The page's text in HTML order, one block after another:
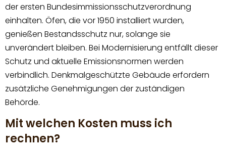
der ersten Bundesimmissionsschutzverordnung
einhalten. Öfen, die vor 1950 installiert wurden,
genießen Bestandsschutz nur, solange sie
unverändert bleiben. Bei Modernisierung entfällt dieser
Schutz und aktuelle Emissionsnormen werden
verbindlich. Denkmalgeschützte Gebäude erfordern
zusätzliche Genehmigungen der zuständigen
Behörde.
Mit welchen Kosten muss ich
rechnen?